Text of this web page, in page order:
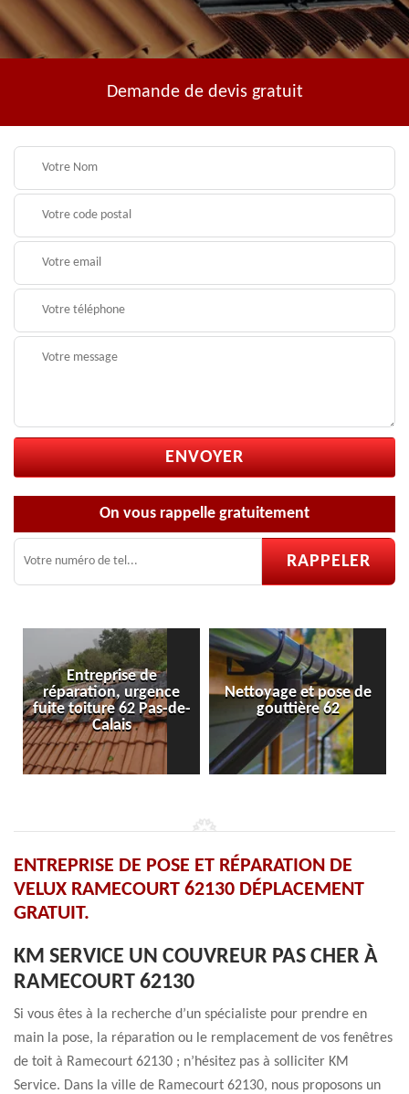
Demande de devis gratuit
On vous rappelle gratuitement
de
urgence
62 Pas-de-
Calais
Nettoyage et pose de
gouttière 62
Pose et
ENTREPRISE DE POSE ET RÉPARATION DE
VELUX RAMECOURT 62130 DÉPLACEMENT
GRATUIT.
KM SERVICE UN COUVREUR PAS CHER À
RAMECOURT 62130
Si vous êtes à la recherche d’un spécialiste pour prendre en
main la pose, la réparation ou le remplacement de vos fenêtres
de toit à Ramecourt 62130 ; n’hésitez pas à solliciter KM
Service. Dans la ville de Ramecourt 62130, nous proposons un